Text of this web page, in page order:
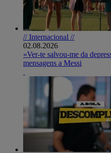
// Internacional //
02.08.2026
«Ver-te salvou-me da
mensagens a Messi